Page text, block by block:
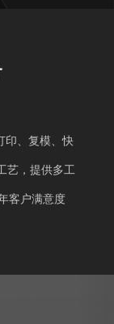
印、复模、快
艺，提供多工
客户满意度